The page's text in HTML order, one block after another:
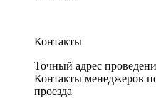
Контакты
Точный адрес
Контакты менеджеров
проезда